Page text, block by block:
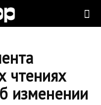
чтениях
изменении